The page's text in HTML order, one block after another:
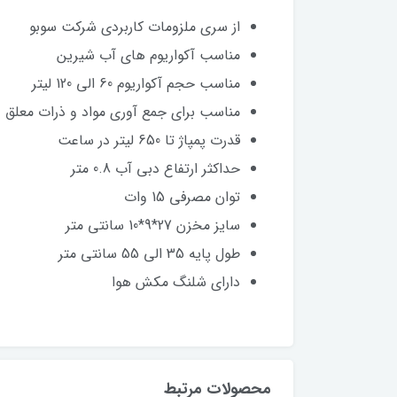
از سری ملزومات کاربردی شرکت سوبو
مناسب آکواریوم های آب شیرین
مناسب حجم آکواریوم 60 الی 120 لیتر
مناسب برای جمع آوری مواد و ذرات
قدرت پمپاژ تا 650 لیتر در ساعت
حداکثر ارتفاع دبی آب 0.8 متر
توان مصرفی 15 وات
سایز مخزن 27*9*10 سانتی متر
طول پایه 35 الی 55 سانتی متر
دارای شلنگ مکش هوا
محصولات مرتبط